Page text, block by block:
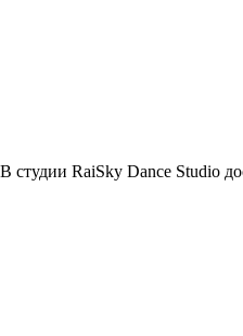
В студии RaiSky Dance Studio